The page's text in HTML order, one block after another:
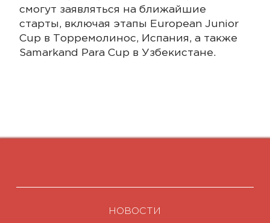
смогут заявляться на ближайшие
старты, включая этапы European Junior
Cup в Торремолинос, Испания, а также
Samarkand Para Cup в Узбекистане.
НОВОСТИ